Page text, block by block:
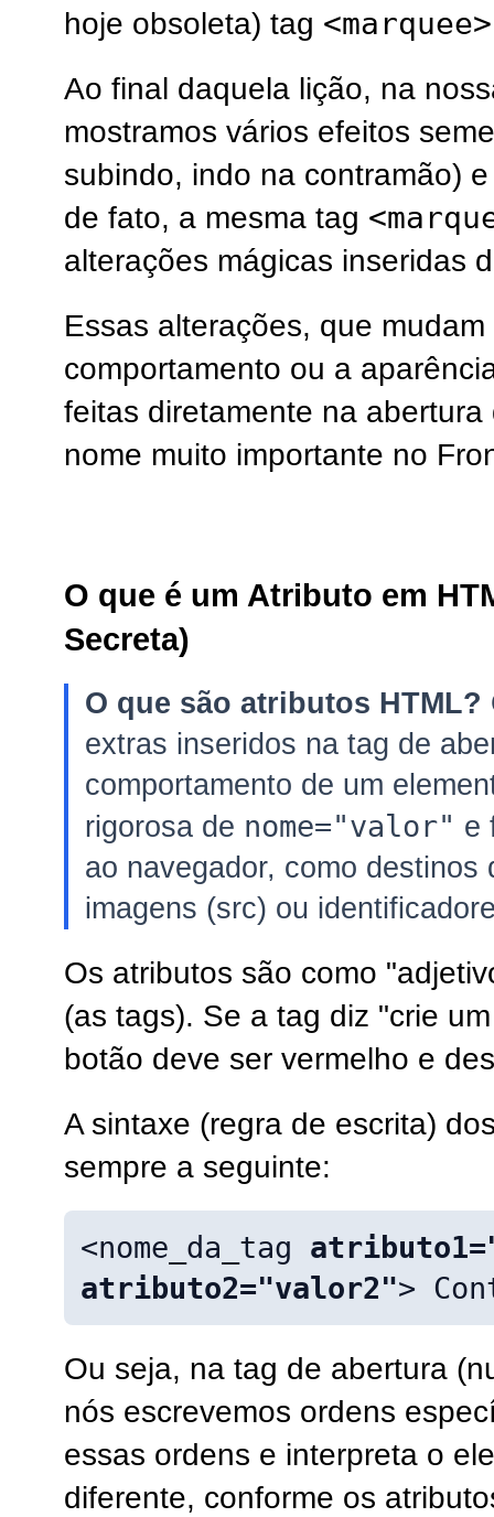
hoje obsoleta) tag <marquee>
Ao final daquela lição, na
mostramos vários efeitos
subindo, indo na contramão)
de fato, a mesma tag
alterações mágicas inseridas
Essas alterações, que
comportamento ou a
feitas diretamente na
nome muito importante no
O que é um Atributo em
Secreta)
O que são atributos HTML?
extras inseridos na tag de
comportamento de um
rigorosa de nome="valor" e
ao navegador, como
imagens (src) ou
Os atributos são como
(as tags). Se a tag diz "crie
botão deve ser vermelho e
A sintaxe (regra de escrita)
sempre a seguinte:
<nome_da_tag
atributo2="valor2">
Ou seja, na tag de abertura
nós escrevemos ordens
essas ordens e interpreta o
diferente, conforme os